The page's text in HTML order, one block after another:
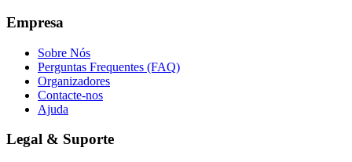
Empresa
Sobre Nós
Perguntas Frequentes (FAQ)
Organizadores
Contacte-nos
Ajuda
Legal & Suporte